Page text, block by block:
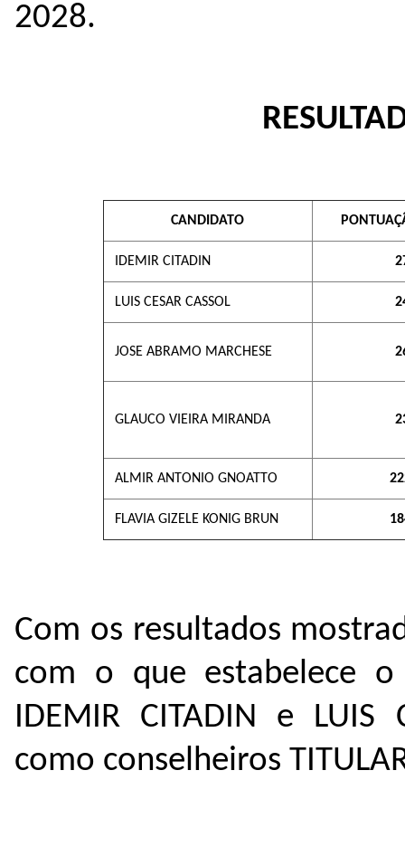
2028.
CANDIDATO
IDEMIR CITADIN
LUIS CESAR CASSOL
JOSE ABRAMO MARCHESE
GLAUCO VIEIRA MIRANDA
ALMIR ANTONIO GNOATTO
FLAVIA GIZELE KONIG BRUN
Com os resultados
com o que estabelece
IDEMIR CITADIN e LUIS
como conselheiros